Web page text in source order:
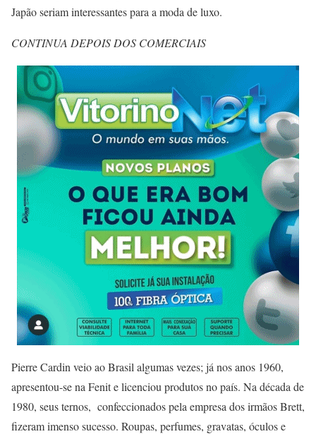
Japão seriam interessantes para a moda de luxo.
CONTINUA DEPOIS DOS COMERCIAIS
Pierre Cardin veio ao Brasil algumas vezes; já nos anos 1960,
apresentou-se na Fenit e licenciou produtos no país. Na década de
1980, seus ternos, confeccionados pela empresa dos irmãos Brett,
fizeram imenso sucesso. Roupas, perfumes, gravatas, óculos e